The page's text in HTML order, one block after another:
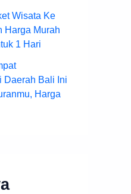
Wisata Ke
Harga Murah
1 Hari
Daerah Bali Ini
Harga